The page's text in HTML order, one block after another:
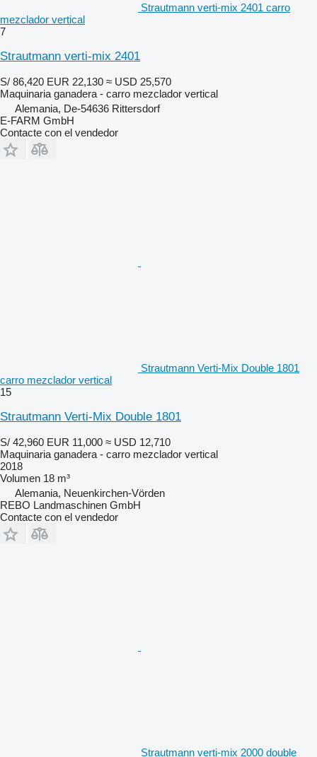
Strautmann verti-mix 2401 carro
mezclador vertical
7
Strautmann verti-mix 2401
S/ 86,420 EUR 22,130 ≈ USD 25,570
Maquinaria ganadera - carro mezclador vertical
Alemania, De-54636 Rittersdorf
E-FARM GmbH
Contacte con el vendedor
Strautmann Verti-Mix Double 1801
carro mezclador vertical
15
Strautmann Verti-Mix Double 1801
S/ 42,960 EUR 11,000 ≈ USD 12,710
Maquinaria ganadera - carro mezclador vertical
2018
Volumen 18 m³
Alemania, Neuenkirchen-Vörden
REBO Landmaschinen GmbH
Contacte con el vendedor
Strautmann verti-mix 2000 double